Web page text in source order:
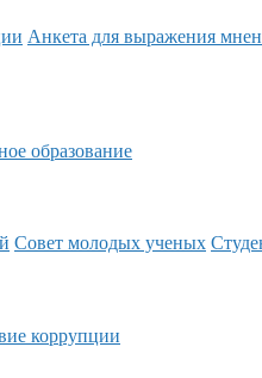
Анкета для выражения
образование
Совет молодых ученых
коррупции